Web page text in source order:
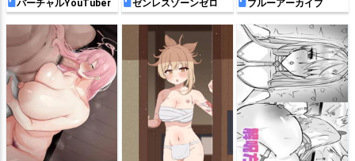
バーチャルYouTuber ゼンレスゾーンゼロ ブルーアーカイブ